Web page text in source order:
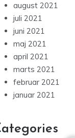
august 2021
juli 2021
juni 2021
maj 2021
april 2021
marts 2021
februar 2021
januar 2021